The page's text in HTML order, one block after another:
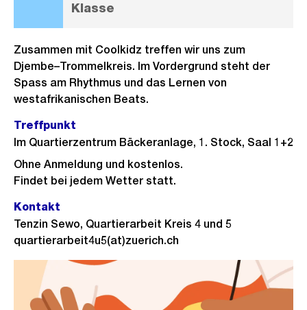
Klasse
Zusammen mit Coolkidz treffen wir uns zum
Djembe–Trommelkreis. Im Vordergrund steht der
Spass am Rhythmus und das Lernen von
westafrikanischen Beats.
Treffpunkt
Im Quartierzentrum Bäckeranlage, 1. Stock, Saal 1+2
Ohne Anmeldung und kostenlos.
Findet bei jedem Wetter statt.
Kontakt
Tenzin Sewo, Quartierarbeit Kreis 4 und 5
quartierarbeit4u5(at)zuerich.ch